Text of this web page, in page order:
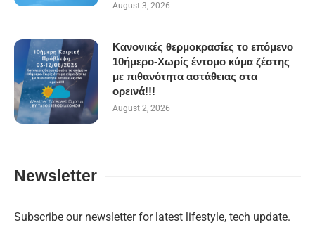
August 3, 2026
Κανονικές θερμοκρασίες το επόμενο
10ήμερο-Χωρίς έντομο κύμα ζέστης
με πιθανότητα αστάθειας στα
ορεινά!!!
August 2, 2026
Newsletter
Subscribe our newsletter for latest lifestyle, tech update.